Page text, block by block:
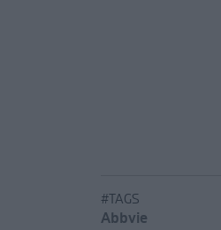
#TAGS
Abbvie